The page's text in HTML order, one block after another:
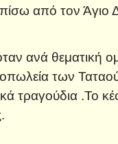
από τον Άγιο
ανά θεματική
των
τραγούδια .Το